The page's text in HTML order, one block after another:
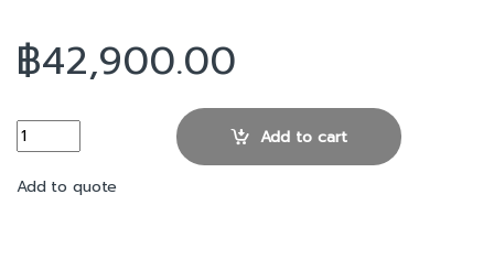
฿42,900.00
Dell EMC PowerEdge T140 (SNST1408) quantity
Add to cart
Add to quote